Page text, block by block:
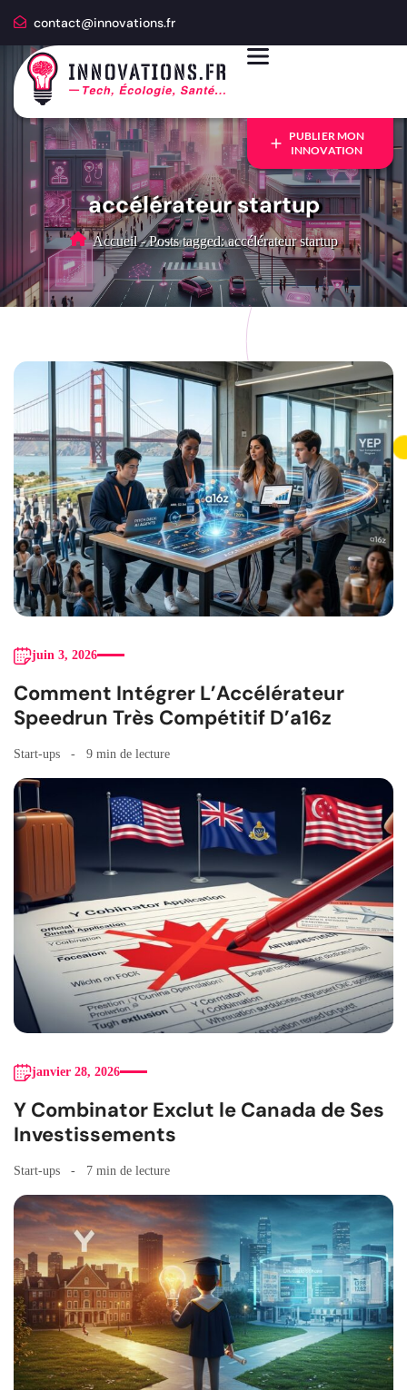
contact@innovations.fr
PUBLIER MON
INNOVATION
accélérateur startup
Accueil - Posts tagged: accélérateur startup
juin 3, 2026
Comment Intégrer L’Accélérateur
Speedrun Très Compétitif D’a16z
Start-ups 9 min de lecture
janvier 28, 2026
Y Combinator Exclut le Canada de Ses
Investissements
Start-ups 7 min de lecture